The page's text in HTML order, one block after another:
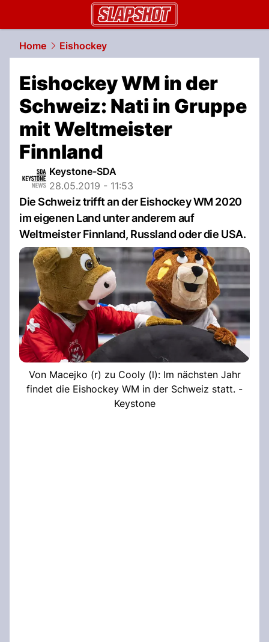
Home Eishockey
Eishockey WM in der
Schweiz: Nati in Gruppe
mit Weltmeister
Finnland
Keystone-SDA
28.05.2019 - 11:53
Die Schweiz trifft an der Eishockey WM 2020
im eigenen Land unter anderem auf
Weltmeister Finnland, Russland oder die USA.
Von Macejko (r) zu Cooly (l): Im nächsten Jahr
findet die Eishockey WM in der Schweiz statt. -
Keystone